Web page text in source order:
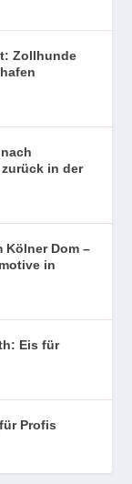
Zollhunde
in der
Kölner Dom –
in
Eis für
Profis